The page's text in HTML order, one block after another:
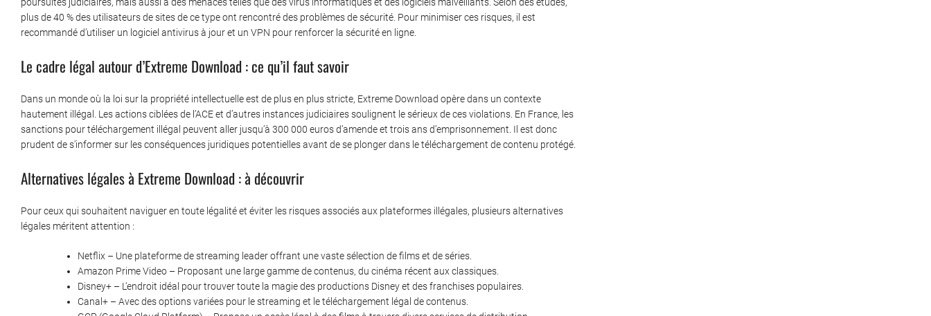
poursuites judiciaires, mais aussi à des menaces telles que des virus informatiques et des logiciels malveillants. Selon des études,
plus de 40 % des utilisateurs de sites de ce type ont rencontré des problèmes de sécurité. Pour minimiser ces risques, il est
recommandé d’utiliser un logiciel antivirus à jour et un VPN pour renforcer la sécurité en ligne.
Le cadre légal autour d’Extreme Download : ce qu’il faut savoir
Dans un monde où la loi sur la propriété intellectuelle est de plus en plus stricte, Extreme Download opère dans un contexte
hautement illégal. Les actions ciblées de l’ACE et d’autres instances judiciaires soulignent le sérieux de ces violations. En France, les
sanctions pour téléchargement illégal peuvent aller jusqu’à 300 000 euros d’amende et trois ans d’emprisonnement. Il est donc
prudent de s’informer sur les conséquences juridiques potentielles avant de se plonger dans le téléchargement de contenu protégé.
Alternatives légales à Extreme Download : à découvrir
Pour ceux qui souhaitent naviguer en toute légalité et éviter les risques associés aux plateformes illégales, plusieurs alternatives
légales méritent attention :
Netflix – Une plateforme de streaming leader offrant une vaste sélection de films et de séries.
Amazon Prime Video – Proposant une large gamme de contenus, du cinéma récent aux classiques.
Disney+ – L’endroit idéal pour trouver toute la magie des productions Disney et des franchises populaires.
Canal+ – Avec des options variées pour le streaming et le téléchargement légal de contenus.